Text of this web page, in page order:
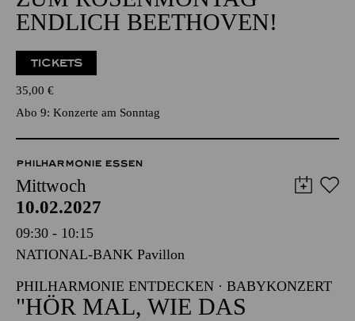
BEETHOVEN-JUBILÄUM 2027 ·
ENTERTAINMENT
ZUM ROSENMONTAG
ENDLICH BEETHOVEN!
TICKETS
35,00€
Abo 9: Konzerte am Sonntag
PHILHARMONIE ESSEN
Mittwoch
10.02.2027
09:30 - 10:15
NATIONAL-BANK Pavillon